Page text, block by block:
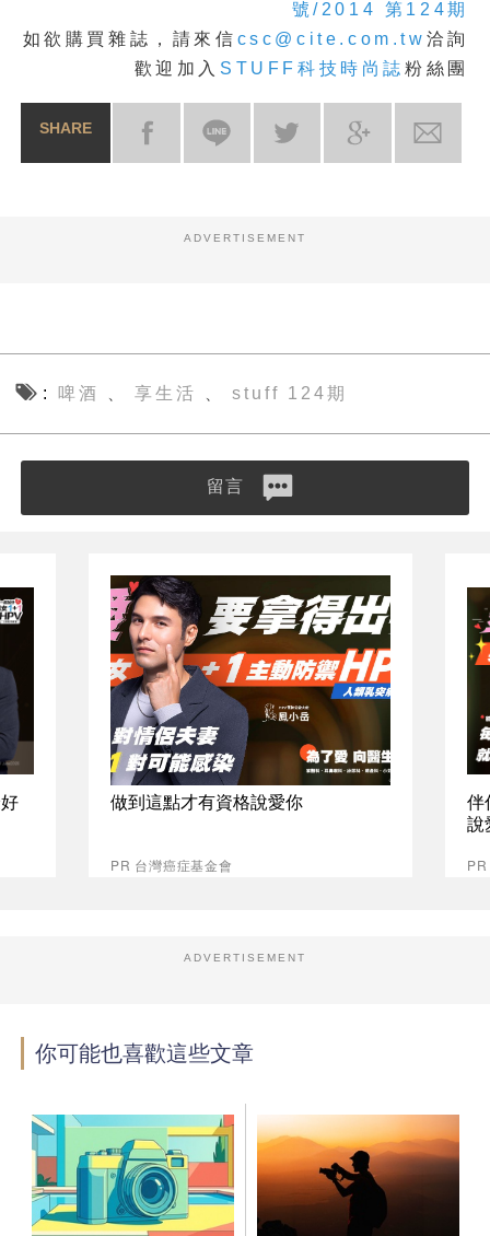
號/2014 第124期
如欲購買雜誌，請來信 csc@cite.com.tw 洽詢
歡迎加入 STUFF科技時尚誌 粉絲團
SHARE
ADVERTISEMENT
啤酒 、享生活 、 stuff 124期
留言
做到這點才有資格說愛你
PR 台灣癌症基金會
伴
說
ADVERTISEMENT
你可能也喜歡這些文章